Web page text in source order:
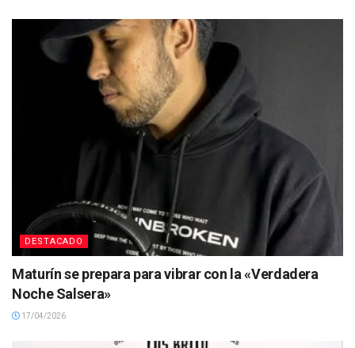
DESTACADO
Maturín se prepara para vibrar con la «Verdadera
Noche Salsera»
17/04/2026